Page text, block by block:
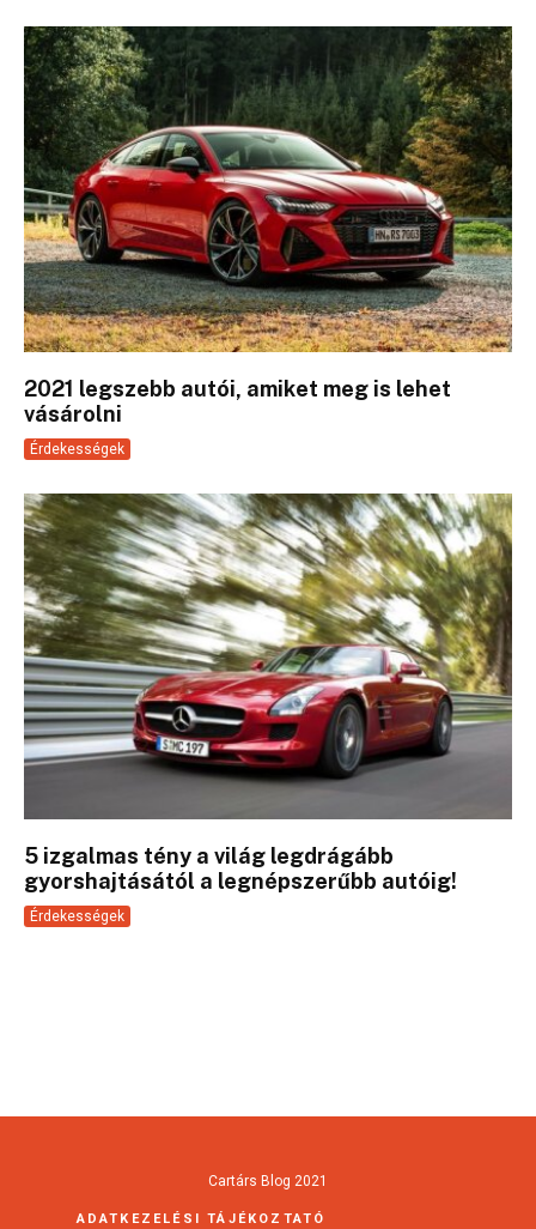
2021 legszebb autói, amiket meg is lehet
vásárolni
Érdekességek
5 izgalmas tény a világ legdrágább
gyorshajtásától a legnépszerűbb autóig!
Érdekességek
Cartárs Blog 2021
ADATKEZELÉSI TÁJÉKOZTATÓ